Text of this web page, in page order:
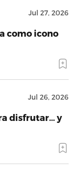
Jul 27, 2026
como icono
Jul 26, 2026
disfrutar… y